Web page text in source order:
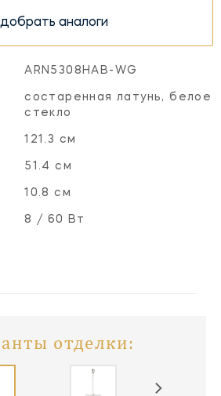
аналоги
ARN5308HAB-WG
состаренная латунь, белое
стекло
121.3 см
51.4 см
10.8 см
8 / 60 Вт
отделки: